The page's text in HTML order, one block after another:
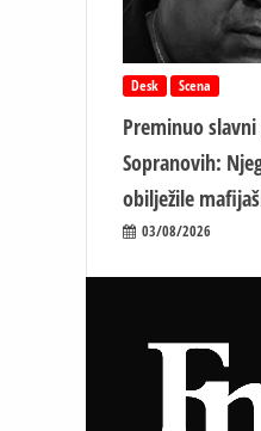
Desk Scena
Preminuo
Sopranovih:
obilježile
03/08/2026